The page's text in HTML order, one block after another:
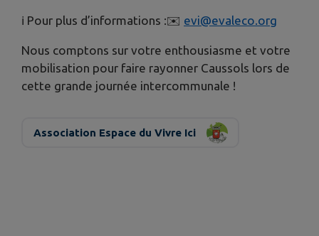
ℹ️ Pour plus d’informations :✉️ evi@evaleco.org
Nous comptons sur votre enthousiasme et votre
mobilisation pour faire rayonner Caussols lors de
cette grande journée intercommunale !
Association Espace du Vivre Ici